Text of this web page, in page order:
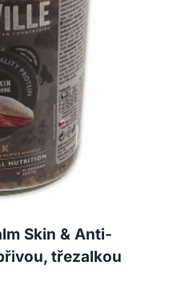
Skin & Anti-
třezalkou